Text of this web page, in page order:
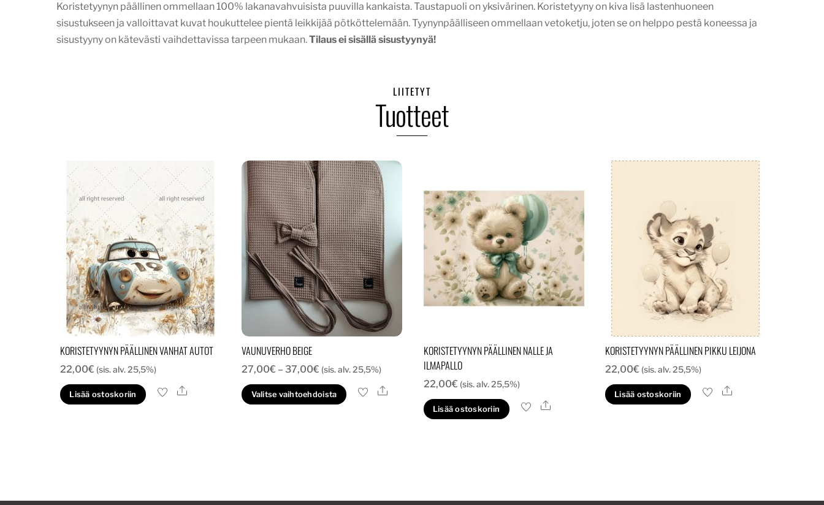
Koristetyynyn päällinen ommellaan 100% lakanavahvuisista puuvilla kankaista. Taustapuoli on yksivärinen. Koristetyyny on kiva lisä lastenhuoneen
sisustukseen ja valloittavat kuvat houkuttelee pientä leikkijää pötköttelemään. Tyynynpäälliseen ommellaan vetoketju, joten se on helppo pestä koneessa ja
sisustyyny on kätevästi vaihdettavissa tarpeen mukaan.Tilaus ei sisällä sisustyynyä!
LIITETYT
Tuotteet
KORISTETYYNYN PÄÄLLINEN VANHAT AUTOT
22,00€ (sis. alv. 25,5%)
Lisää ostoskoriin Ale
VAUNUVERHO BEIGE
27,00€ – 37,00€ Hintaluokka:
27,00€
-
(sis. alv. 25,5%)
Valitse vaihtoehdoista
Tällä
Ale
KORISTETYYNYN PÄÄLLINEN NALLE JA
ILMAPALLO
22,00€ (sis. alv. 25,5%)
Lisää ostoskoriin Ale
KORISTETYYNYN PÄÄLLINEN PIKKU LEIJONA
22,00€ (sis. alv. 25,5%)
Lisää ostoskoriin Ale